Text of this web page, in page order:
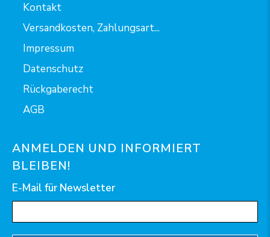
Kontakt
Versandkosten, Zahlungsart...
Impressum
Datenschutz
Rückgaberecht
AGB
ANMELDEN UND INFORMIERT
BLEIBEN!
E-Mail für Newsletter